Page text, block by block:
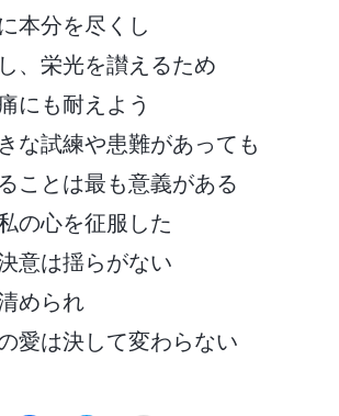
本分を尽くし
、栄光を讃えるため
にも耐えよう
な試練や患難があっても
ことは最も意義がある
の心を征服した
意は揺らがない
められ
愛は決して変わらない